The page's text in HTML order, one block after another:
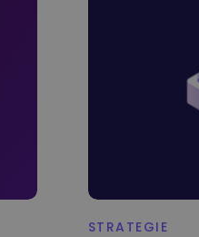
STRATEGIE